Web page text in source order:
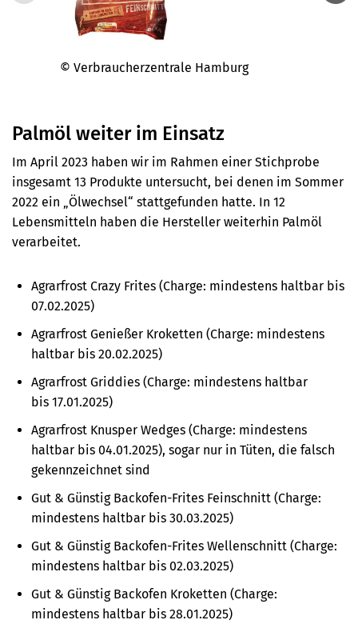
© Verbraucherzentrale Hamburg
Palmöl weiter im Einsatz
Im April 2023 haben wir im Rahmen einer Stichprobe
insgesamt 13 Produkte untersucht, bei denen im Sommer
2022 ein „Ölwechsel“ stattgefunden hatte. In 12
Lebensmitteln haben die Hersteller weiterhin Palmöl
verarbeitet.
Agrarfrost Crazy Frites (Charge: mindestens haltbar bis
07.02.2025)
Agrarfrost Genießer Kroketten (Charge: mindestens
haltbar bis 20.02.2025)
Agrarfrost Griddies (Charge: mindestens haltbar
bis 17.01.2025)
Agrarfrost Knusper Wedges (Charge: mindestens
haltbar bis 04.01.2025), sogar nur in Tüten, die falsch
gekennzeichnet sind
Gut & Günstig Backofen-Frites Feinschnitt (Charge:
mindestens haltbar bis 30.03.2025)
Gut & Günstig Backofen-Frites Wellenschnitt (Charge:
mindestens haltbar bis 02.03.2025)
Gut & Günstig Backofen Kroketten (Charge:
mindestens haltbar bis 28.01.2025)